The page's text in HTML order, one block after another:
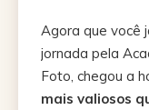
Agora que você
jornada pela
Foto, chegou a
mais valiosos